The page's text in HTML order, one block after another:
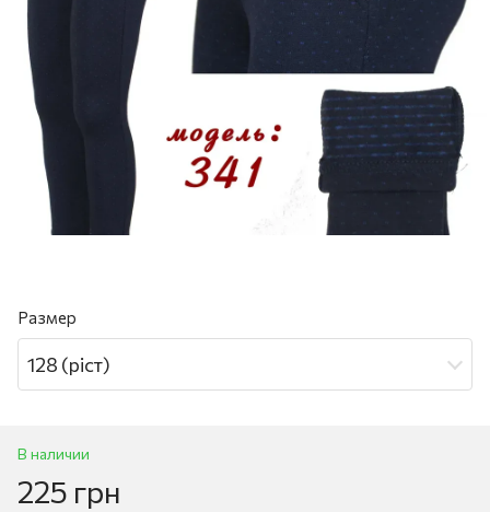
Размер
128 (ріст)
В наличии
225 грн